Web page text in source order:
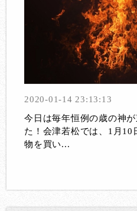
2020-01-14 23:13:13
今日は毎年恒例の歳の神
た！会津若松では、1月10
物を買い...